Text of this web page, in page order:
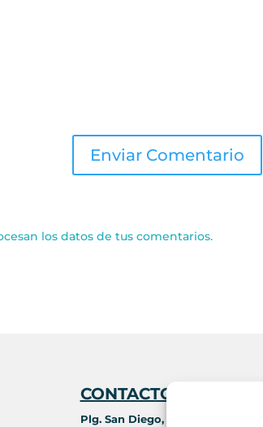
los datos de tus comentarios.
CONTACTO
Plg. San Diego, c/ D, nave 25